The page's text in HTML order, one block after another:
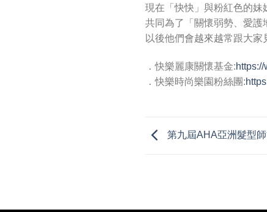
現在「快快」與粉紅色的妹
共同為了「關懷弱勢、愛護
以後他們會越來越常跟大家
．快樂麗康關懷基金:
．快樂時尚樂園粉絲團:
第九屆AHA亞洲髮型